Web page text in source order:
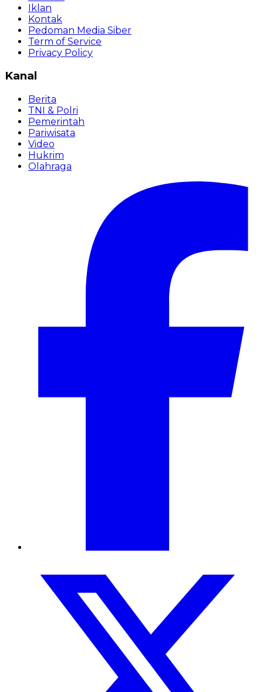
Iklan
Kontak
Pedoman Media Siber
Term of Service
Privacy Policy
Kanal
Berita
TNI & Polri
Pemerintah
Pariwisata
Video
Hukrim
Olahraga